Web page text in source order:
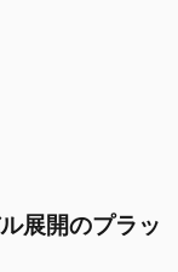
展開のプラッ